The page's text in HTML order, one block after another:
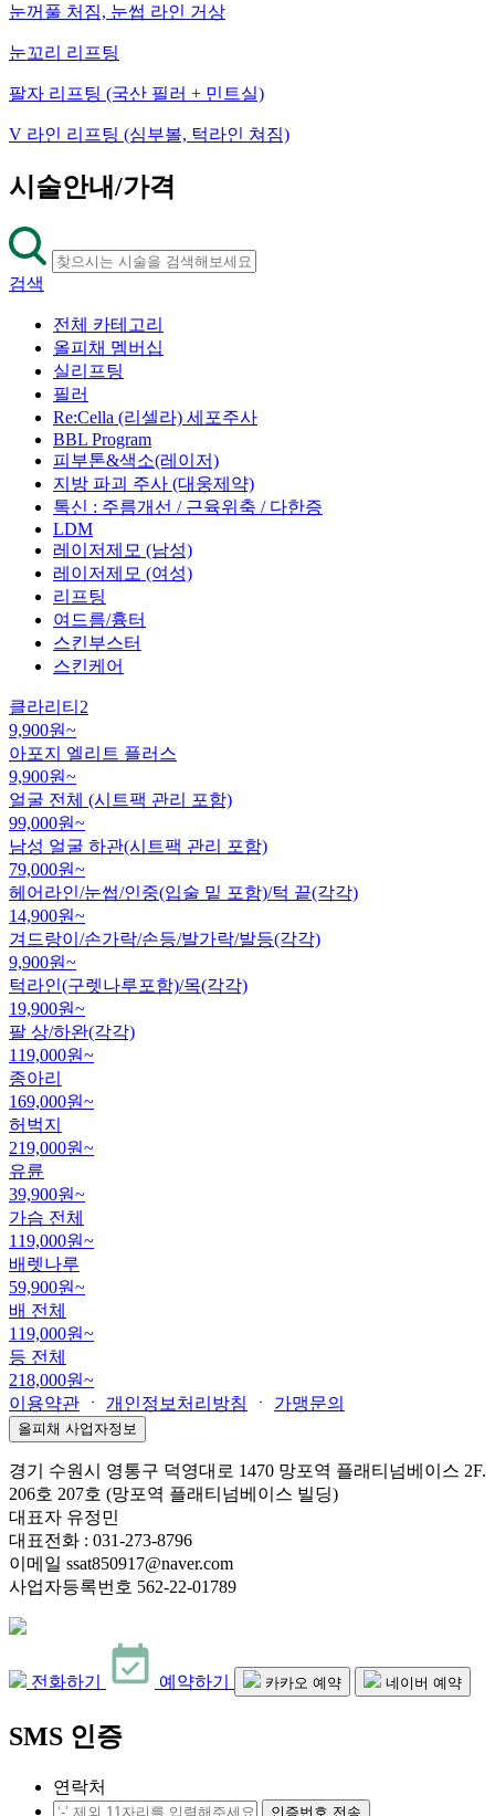
눈꺼풀 처짐, 눈썹 라인 거상
눈꼬리 리프팅
팔자 리프팅 (국산 필러 + 민트실)
V 라인 리프팅 (심부볼, 턱라인 쳐짐)
시술안내/가격
검색
전체 카테고리
올피채 멤버십
실리프팅
필러
Re:Cella (리셀라) 세포주사
BBL Program
피부톤&색소(레이저)
지방 파괴 주사 (대웅제약)
톡신 : 주름개선 / 근육위축 / 다한증
LDM
레이저제모 (남성)
레이저제모 (여성)
리프팅
여드름/흉터
스킨부스터
스킨케어
클라리티2
9,900원~
아포지 엘리트 플러스
9,900원~
얼굴 전체 (시트팩 관리 포함)
99,000원~
남성 얼굴 하관(시트팩 관리 포함)
79,000원~
헤어라인/눈썹/인중(입술 밑 포함)/턱 끝(각각)
14,900원~
겨드랑이/손가락/손등/발가락/발등(각각)
9,900원~
턱라인(구렛나루포함)/목(각각)
19,900원~
팔 상/하완(각각)
119,000원~
종아리
169,000원~
허벅지
219,000원~
유륜
39,900원~
가슴 전체
119,000원~
배렛나루
59,900원~
배 전체
119,000원~
등 전체
218,000원~
이용약관
ㆍ 개인정보처리방침 ㆍ 가맹문의
올피채 사업자정보
경기 수원시 영통구 덕영대로 1470 망포역 플래티넘베이스 2F.
206호 207호 (망포역 플래티넘베이스 빌딩)
대표자 유정민
대표전화 : 031-273-8796
이메일 ssat850917@naver.com
사업자등록번호 562-22-01789
전화하기 예약하기 카카오 예약 네이버 예약
SMS 인증
연락처
인증번호 전송